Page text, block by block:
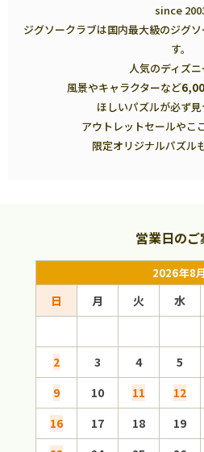
since
ジグソークラブは国内最大級のジグ
す。
人気のディズ
風景やキャラクターなど
ほしいパズルが必ず見
アウトレットセールやこ
限定オリジナルパズル
営業日のご
2026年8月
日 月 火 水
2
3 4 5
9
10 11 12
16
17 18 19